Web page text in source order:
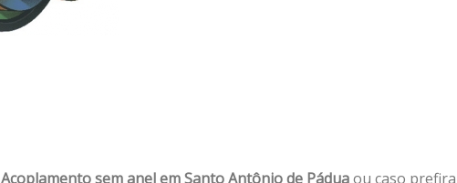
Acoplamento sem anel em Santo Antônio de Páduaou caso